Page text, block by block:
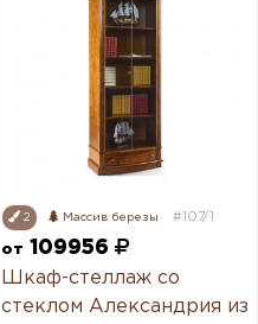
2 Массив березы #107/1
от 109956
Шкаф-стеллаж со
стеклом Александрия из